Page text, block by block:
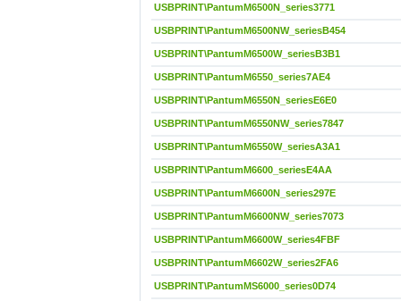
USBPRINT\PantumM6500N_series3771
USBPRINT\PantumM6500NW_seriesB454
USBPRINT\PantumM6500W_seriesB3B1
USBPRINT\PantumM6550_series7AE4
USBPRINT\PantumM6550N_seriesE6E0
USBPRINT\PantumM6550NW_series7847
USBPRINT\PantumM6550W_seriesA3A1
USBPRINT\PantumM6600_seriesE4AA
USBPRINT\PantumM6600N_series297E
USBPRINT\PantumM6600NW_series7073
USBPRINT\PantumM6600W_series4FBF
USBPRINT\PantumM6602W_series2FA6
USBPRINT\PantumMS6000_series0D74